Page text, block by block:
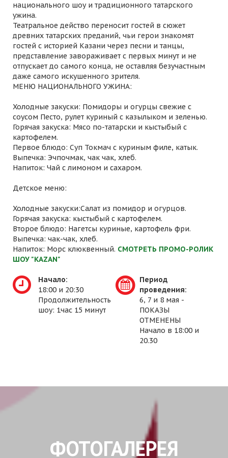
национального шоу и традиционного татарского
ужина.
Театральное действо переносит гостей в сюжет
древних татарских преданий, чьи герои знакомят
гостей с историей Казани через песни и танцы,
представление завораживает с первых минут и не
отпускает до самого конца, не оставляя безучастным
даже самого искушенного зрителя.
МЕНЮ НАЦИОНАЛЬНОГО УЖИНА:
Холодные закуски: Помидоры и огурцы свежие с
соусом Песто, рулет куриный с казылыком и зеленью.
Горячая закуска: Мясо по-татарски и кыстыбый с
картофелем.
Первое блюдо: Суп Токмач с куриным филе, катык.
Выпечка: Эчпочмак, чак чак, хлеб.
Напиток: Чай с лимоном и сахаром.
Детское меню:
Холодные закуски:Салат из помидор и огурцов.
Горячая закуска: кыстыбый с картофелем.
Второе блюдо: Нагетсы куриные, картофель фри.
Выпечка: чак-чак, хлеб.
Напиток: Морс клюквенный. СМОТРЕТЬ ПРОМО-РОЛИК
ШОУ "KAZAN"
Начало:
18:00 и 20:30
Продолжительность
шоу: 1час 15 минут
Период
проведения:
6, 7 и 8 мая -
ПОКАЗЫ
ОТМЕНЕНЫ
Начало в 18:00 и
20.30
ФОТОГАЛЕРЕЯ